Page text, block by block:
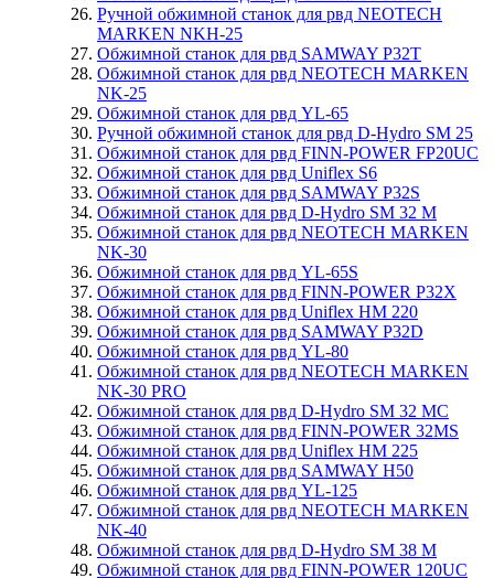
Ручной обжимной станок для рвд NEOTECH
MARKEN NKH-25
Обжимной станок для рвд SAMWAY P32T
Обжимной станок для рвд NEOTECH MARKEN
NK-25
Обжимной станок для рвд YL-65
Ручной обжимной станок для рвд D-Hydro SM 25
Обжимной станок для рвд FINN-POWER FP20UC
Обжимной станок для рвд Uniflex S6
Обжимной станок для рвд SAMWAY P32S
Обжимной станок для рвд D-Hydro SM 32 M
Обжимной станок для рвд NEOTECH MARKEN
NK-30
Обжимной станок для рвд YL-65S
Обжимной станок для рвд FINN-POWER P32X
Обжимной станок для рвд Uniflex HM 220
Обжимной станок для рвд SAMWAY P32D
Обжимной станок для рвд YL-80
Обжимной станок для рвд NEOTECH MARKEN
NK-30 PRO
Обжимной станок для рвд D-Hydro SM 32 MC
Обжимной станок для рвд FINN-POWER 32MS
Обжимной станок для рвд Uniflex HM 225
Обжимной станок для рвд SAMWAY H50
Обжимной станок для рвд YL-125
Обжимной станок для рвд NEOTECH MARKEN
NK-40
Обжимной станок для рвд D-Hydro SM 38 M
Обжимной станок для рвд FINN-POWER 120UC